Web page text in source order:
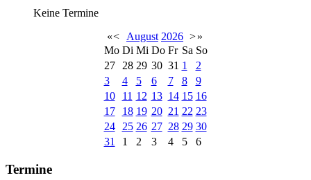
Keine Termine
«< August 2026 >»
Mo Di Mi Do Fr Sa So
27
28 29 30 31 1
2
3
4 5 6 7 8
9
10
11 12 13 14 15 16
17
18 19 20 21 22 23
24
25 26 27 28 29 30
31
1 2 3 4 5 6
Termine